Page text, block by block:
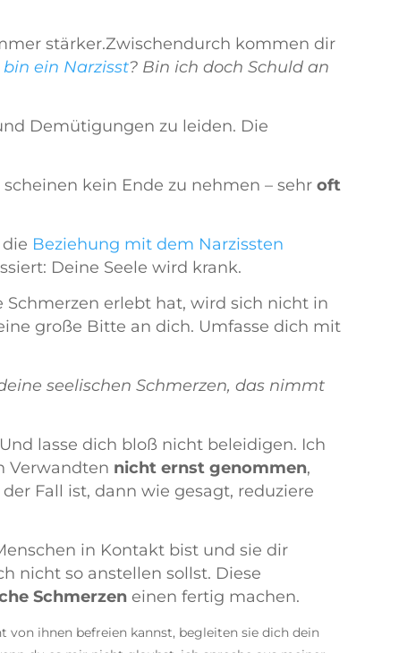
stärker.Zwischendurch kommen dir
bin ein Narzisst? Bin ich doch Schuld an
Demütigungen zu leiden. Die
kein Ende zu nehmen – sehr oft
Beziehung mit dem Narzissten
Deine Seele wird krank.
erlebt hat, wird sich nicht in
große Bitte an dich. Umfasse dich mit
seelischen Schmerzen, das nimmt
lasse dich bloß nicht beleidigen. Ich
Verwandten nicht ernst genommen,
Fall ist, dann wie gesagt, reduziere
in Kontakt bist und sie dir
nicht so anstellen sollst. Diese
Schmerzen einen fertig machen.
von ihnen befreien kannst, begleiten sie dich dein